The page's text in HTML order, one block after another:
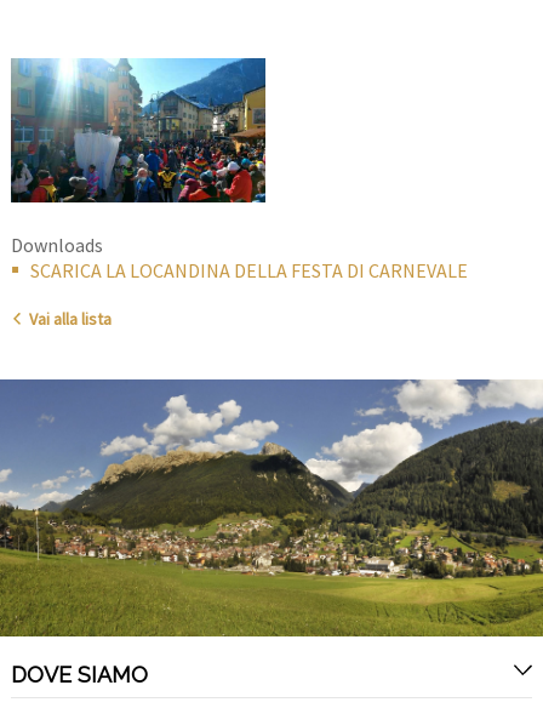
Downloads
SCARICA LA LOCANDINA DELLA FESTA DI CARNEVALE
Vai alla lista
DOVE SIAMO